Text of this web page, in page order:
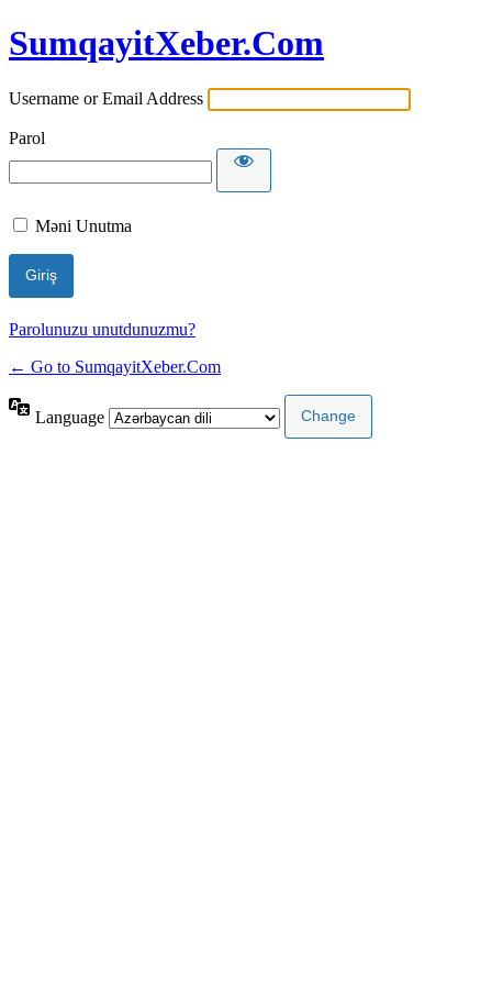
SumqayitXeber.Com
Username or Email Address
Parol
Məni Unutma
Parolunuzu unutdunuzmu?
← Go to SumqayitXeber.Com
Language